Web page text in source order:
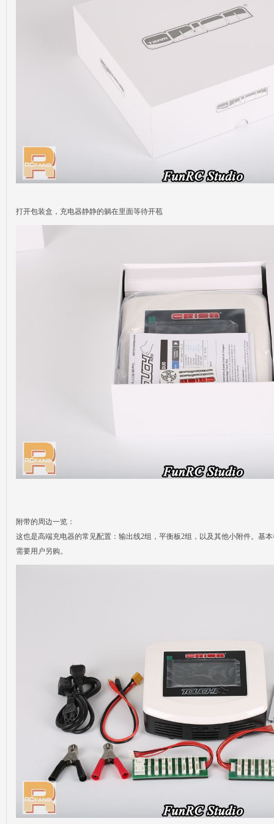
打开包装盒，充电器静静的躺在里面等待开苞
附带的周边一览：
这也是高端充电器的常见配置：输出线2组，平衡板2组，以及其他小附件。基
需要用户另购。